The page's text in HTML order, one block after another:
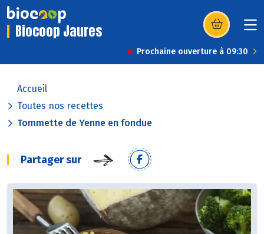
Biocoop Jaures (s’ouvre dans
Prochaine ouverture à 09:30
Accueil
Toutes nos recettes
Tommette de Yenne en fondue
Partager sur